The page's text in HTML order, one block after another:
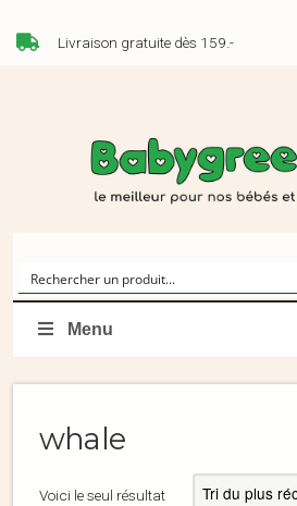
Livraison gratuite dès 159.-
Menu
whale
Voici le seul résultat